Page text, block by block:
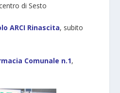
di Sesto
ARCI Rinascita, subito
Comunale n.1,